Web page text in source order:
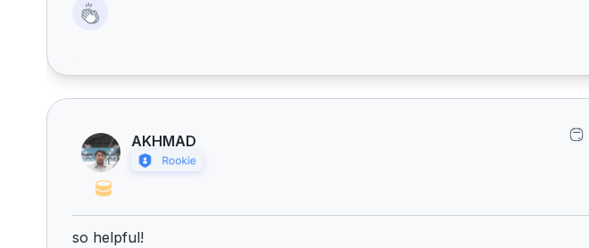
AKHMAD
so helpful!